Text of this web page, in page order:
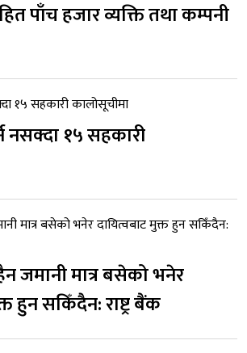
पाँच हजार व्यक्ति तथा कम्पनी
नसक्दा १५ सहकारी
जमानी मात्र बसेको भनेर
हुन सकिँदैन: राष्ट्र बैंक